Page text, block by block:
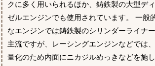
クに多く用いられるほか、鋳鉄製の大型デ
ゼルエンジンでも使用されています。 一般
なエンジンでは鋳鉄製のシリンダーライナ
主流ですが、レーシングエンジンなどでは
量化のため内面にニカジルめっきなどを施